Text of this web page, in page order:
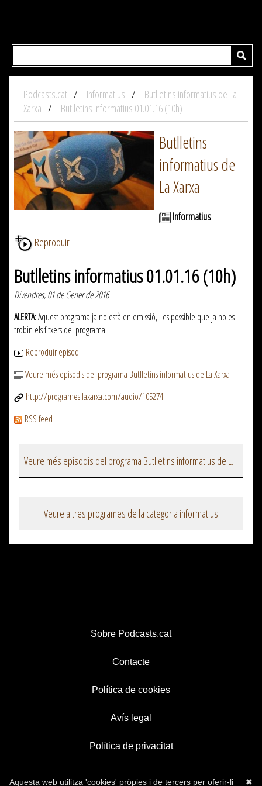
Podcasts.cat Informatius
Butlletins informatius de La
Xarxa
Butlletins informatius 01.01.16 (10h)
Butlletins
informatius de
La Xarxa
Informatius
Reproduir
Butlletins informatius 01.01.16 (10h)
Divendres, 01 de Gener de 2016
ALERTA:Aquest programa ja no està en emissió, i es possible que ja no es
trobin els fitxers del programa.
Reproduir episodi
Veure més episodis del programa Butlletins informatius de La Xarxa
http://programes.laxarxa.com/audio/105274
RSS feed
Veure més episodis del programa Butlletins informatius de La Xarxa
Veure altres programes de la categoria informatius
Sobre Podcasts.cat
Contacte
Política de cookies
Avís legal
Política de privacitat
✖
Aquesta web utilitza 'cookies' pròpies i de tercers per oferir-li